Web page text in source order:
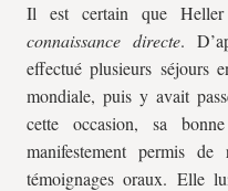
Il est certain que
connaissance directe.
effectué plusieurs séjours
mondiale, puis y avait
cette occasion, sa
manifestement permis
témoignages oraux. Elle